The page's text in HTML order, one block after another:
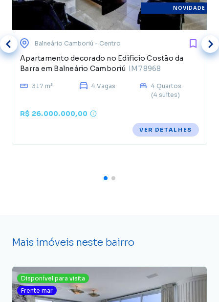
NOVIDADE
Balneário Camboriú - Centro
Apartamento decorado no Edificio Costão da
Barra em Balneário Camboriú IM78968
317 m² 4 Vagas
4 Quartos
(4 suítes)
R$ 26.000.000,00
VER DETALHES
Mais imóveis neste bairro
Disponível para visita
Frente mar